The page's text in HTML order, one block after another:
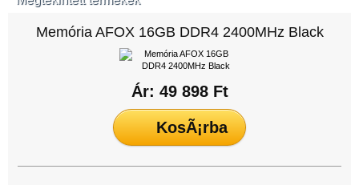
Memória AFOX 16GB DDR4 2400MHz Black
Ár: 49 898 Ft